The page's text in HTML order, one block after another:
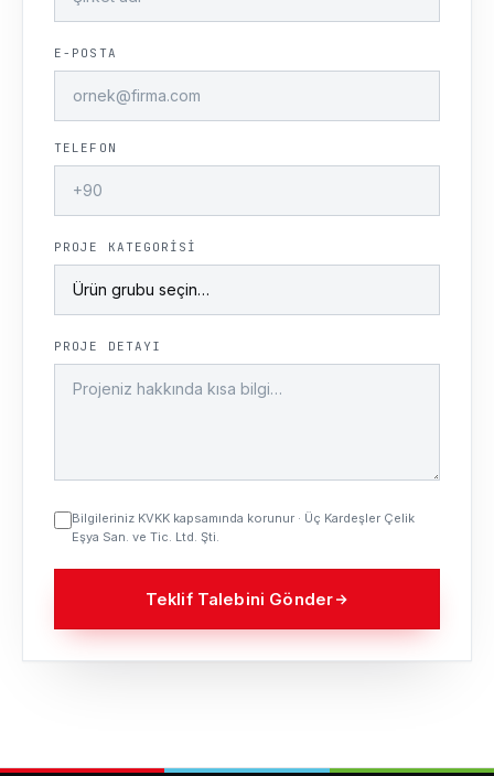
E-POSTA
TELEFON
PROJE KATEGORISI
PROJE DETAYI
Bilgileriniz KVKK kapsamında korunur · Üç Kardeşler Çelik
Eşya San. ve Tic. Ltd. Şti.
Teklif Talebini Gönder